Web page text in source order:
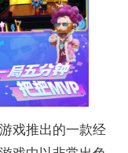
戏推出的一款经